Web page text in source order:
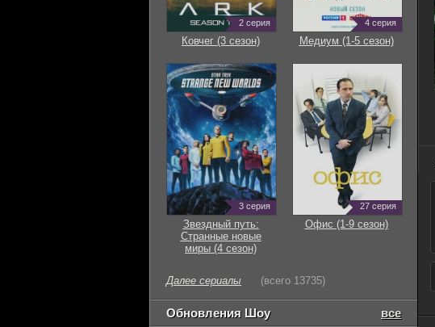
2 серия
Ковчег (3 сезон)
4 серия
Медиум (1-5 сезон)
3 серия
Звездный путь:
Странные новые
миры (4 сезон)
27 серия
Офис (1-9 сезон)
Далее сериалы (всего 13735)
Обновления Шоу все